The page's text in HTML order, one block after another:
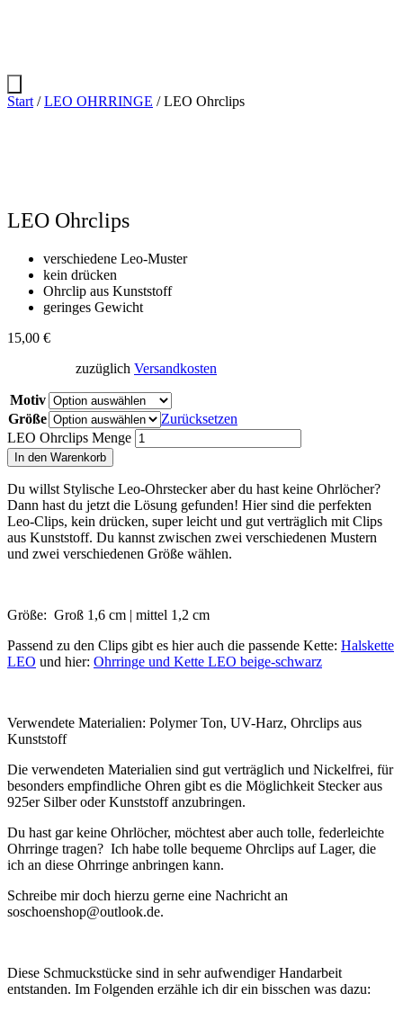
Start /LEO OHRRINGE / LEO Ohrclips
LEO Ohrclips
verschiedene Leo-Muster
kein drücken
Ohrclip aus Kunststoff
geringes Gewicht
15,00 €
zuzüglich Versandkosten
Motiv
Größe
Zurücksetzen
LEO Ohrclips Menge
In den Warenkorb
Du willst Stylische Leo-Ohrstecker aber du hast keine Ohrlöcher?
Dann hast du jetzt die Lösung gefunden! Hier sind die perfekten
Leo-Clips, kein drücken, super leicht und gut verträglich mit Clips
aus Kunststoff. Du kannst zwischen zwei verschiedenen Mustern
und zwei verschiedenen Größe wählen.
Größe: Groß 1,6 cm | mittel 1,2 cm
Passend zu den Clips gibt es hier auch die passende Kette: Halskette
LEO und hier: Ohrringe und Kette LEO beige-schwarz
Verwendete Materialien: Polymer Ton, UV-Harz, Ohrclips aus
Kunststoff
Die verwendeten Materialien sind gut verträglich und Nickelfrei, für
besonders empfindliche Ohren gibt es die Möglichkeit Stecker aus
925er Silber oder Kunststoff anzubringen.
Du hast gar keine Ohrlöcher, möchtest aber auch tolle, federleichte
Ohrringe tragen? Ich habe tolle bequeme Ohrclips auf Lager, die
ich an diese Ohrringe anbringen kann.
Schreibe mir doch hierzu gerne eine Nachricht an
soschoenshop@outlook.de.
Diese Schmuckstücke sind in sehr aufwendiger Handarbeit
entstanden. Im Folgenden erzähle ich dir ein bisschen was dazu: